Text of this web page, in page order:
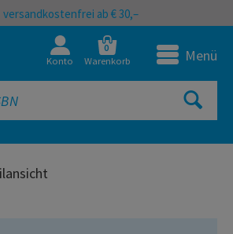
versandkostenfrei ab € 30,–
Konto
0
Warenkorb Menü